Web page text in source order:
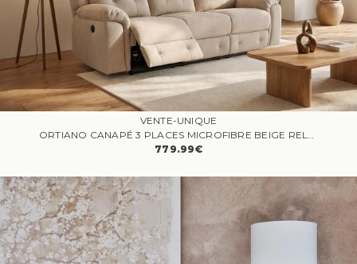
VENTE-UNIQUE
ORTIANO CANAPÉ 3 PLACES MICROFIBRE BEIGE RELAX ÉLECTRIQUE
779.99€